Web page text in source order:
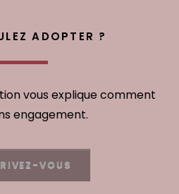
ADOPTER ?
vous explique comment
engagement.
VOUS